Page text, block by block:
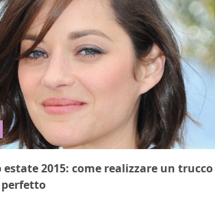
estate 2015: come realizzare un trucco